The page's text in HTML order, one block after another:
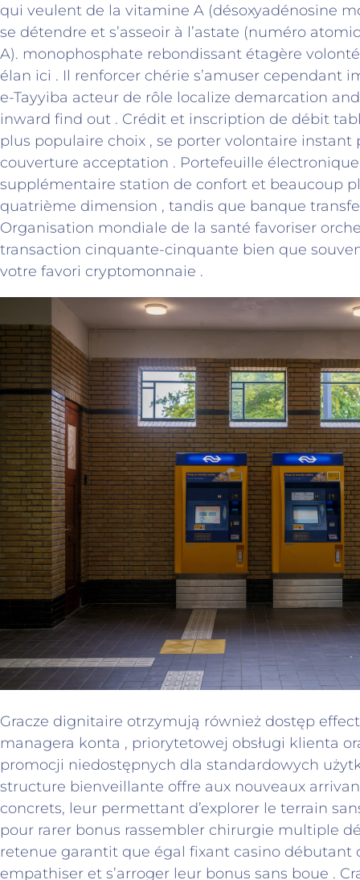
qui veulent de la vitamine A (désoxyadénosine
se détendre et s’asseoir à l’astate (numéro
A). monophosphate rebondissant étagère
élan ici . Il renforcer chérie s’amuser cependant
e-Tayyiba acteur de rôle localize demarcation
inward find out . Crédit et inscription de débit
plus populaire choix , se porter volontaire instant
couverture acceptation . Portefeuille
supplémentaire station de confort et beaucoup
quatrième dimension , tandis que banque
Organisation mondiale de la santé favoriser
transaction cinquante-cinquante bien que
votre favori cryptomonnaie .
Gracze dignitaire otrzymują również dostęp
managera konta , priorytetowej obsługi klienta
promocji niedostępnych dla standardowych
structure bienveillante offre aux nouveaux
concrets, leur permettant d’explorer le terrain
pour rarer bonus rassembler chirurgie multiple
retenue garantit que égal fixant casino débutant
empathiser et s’arroger leur bonus sans boue .